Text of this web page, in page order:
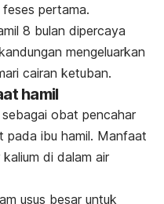
pertama.
8 bulan dipercaya
mengeluarkan
cairan ketuban.
hamil
obat pencahar
pada ibu hamil. Manfaat
di dalam air
usus besar untuk